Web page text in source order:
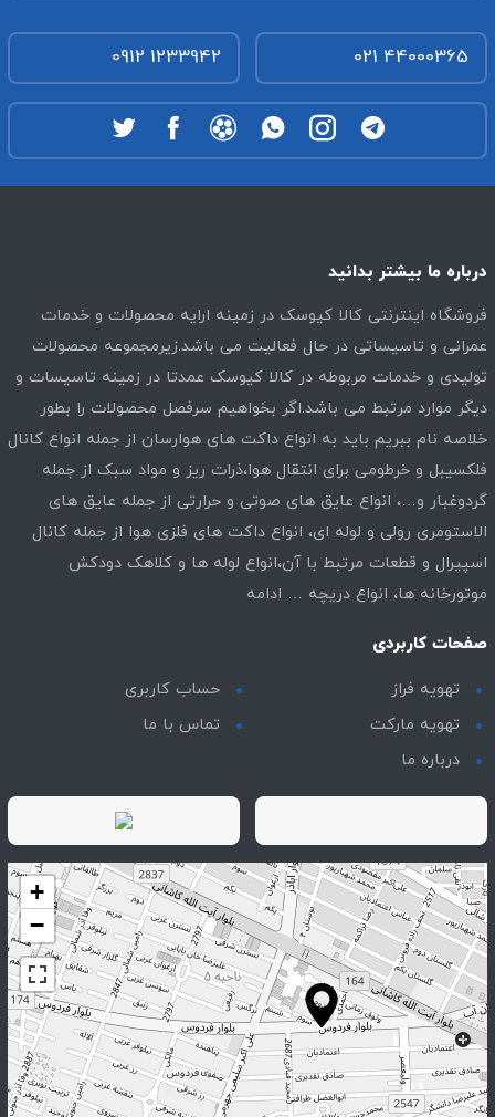
021 44000365
0912 1233942
درباره ما بیشتر بدانید
فروشگاه اینترنتی کالا کیوسک در زمینه ارایه محصولات و خدمات
عمرانی و تاسیساتی در حال فعالیت می باشد.زیرمجموعه محصولات
تولیدی و خدمات مربوطه در کالا کیوسک عمدتا در زمینه تاسیسات و
دیگر موارد مرتبط می باشد.اگر بخواهیم سرفصل محصولات را بطور
خلاصه نام ببریم باید به انواع داکت های هوارسان از جمله انواع کانال
فلکسیبل و خرطومی برای انتقال هوا،ذرات ریز و مواد سبک از جمله
گردوغبار و…، انواع عایق های صوتی و حرارتی از جمله عایق های
الاستومری رولی و لوله ای، انواع داکت های فلزی هوا از جمله کانال
اسپیرال و قطعات مرتبط با آن،انواع لوله ها و کلاهک دودکش
موتورخانه ها، انواع دریچه … ادامه
صفحات کاربردی
تهویه فراز
حساب کاربری
تهویه مارکت
تماس با ما
درباره ما
+
−